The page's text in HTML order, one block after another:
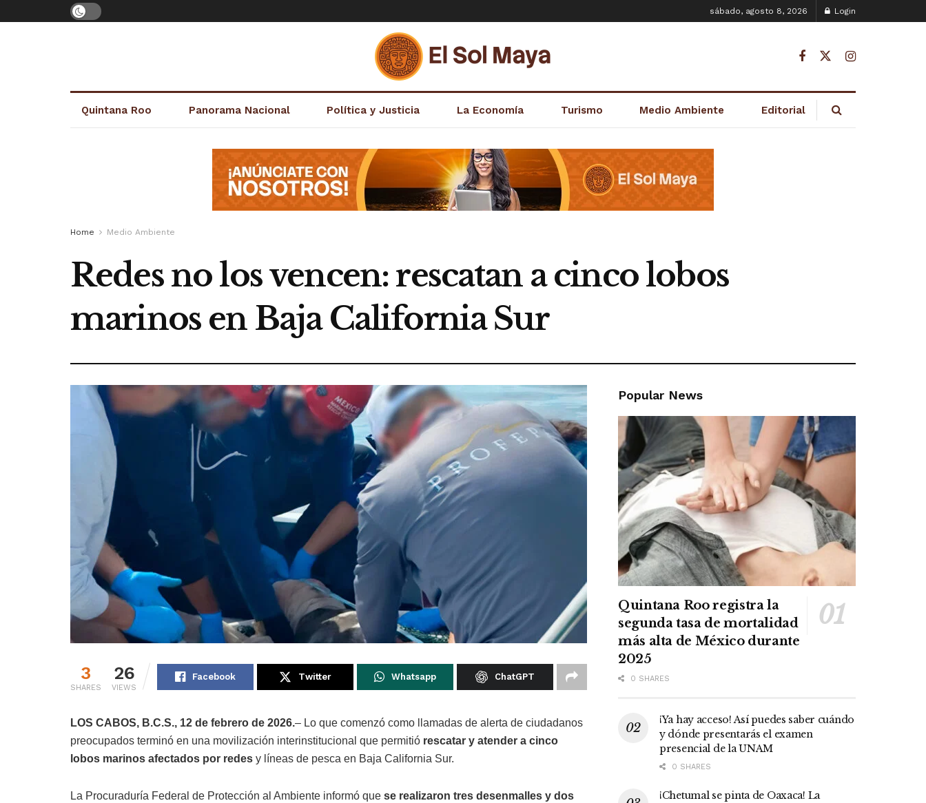
sábado, agosto 8, 2026 Login
Quintana Roo Panorama Nacional Política y Justicia La Economía Turismo Medio Ambiente Editorial
Home Medio Ambiente
Redes no los vencen: rescatan a cinco lobos
marinos en Baja California Sur
3
SHARES
26
VIEWS
Facebook Twitter Whatsapp ChatGPT
LOS CABOS, B.C.S., 12 de febrero de 2026.– Lo que comenzó como llamadas de alerta de ciudadanos
preocupados terminó en una movilización interinstitucional que permitió rescatar y atender a cinco
lobos marinos afectados por redes y líneas de pesca en Baja California Sur.
La Procuraduría Federal de Protección al Ambiente informó que se realizaron tres desenmalles y dos
Popular News
Quintana Roo registra la
segunda tasa de mortalidad
más alta de México durante
2025
0 SHARES
¡Ya hay acceso! Así puedes saber cuándo
y dónde presentarás el examen
presencial de la UNAM
0 SHARES
¡Chetumal se pinta de Oaxaca! La